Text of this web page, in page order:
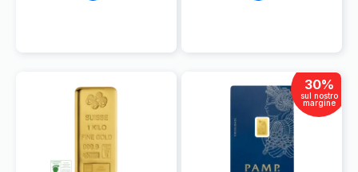
30%
sul nostro
margine